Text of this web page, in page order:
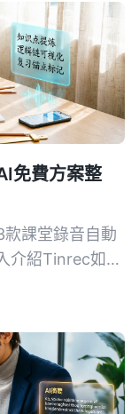
免費方案整
課堂錄音自動
介紹Tinrec如何